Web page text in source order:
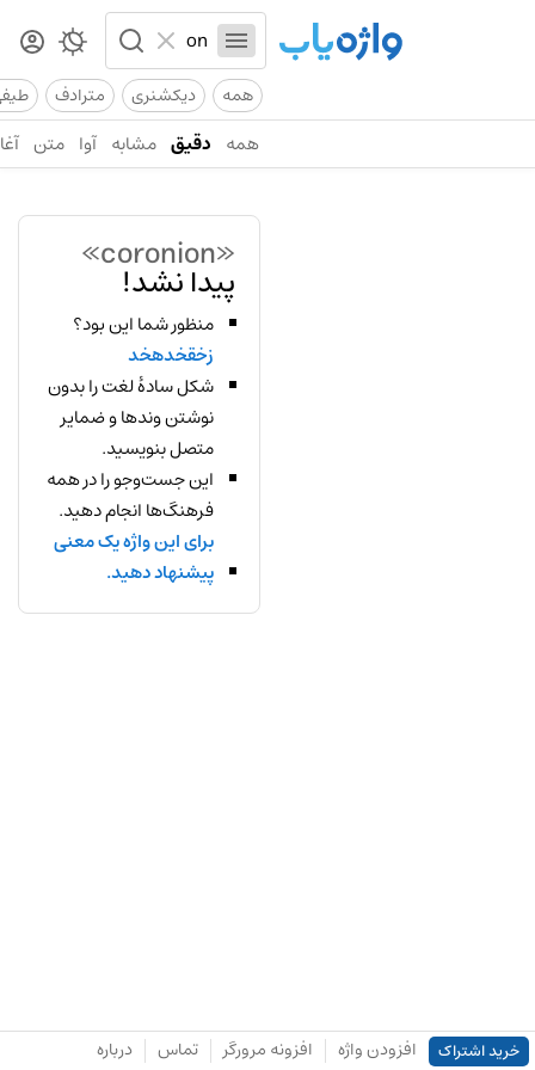
همه دیکشنری مترادف
همه دقیق مشابه آوا متن
«coronion»
پیدا نشد!
منظور شما این بود؟
زخقخدهخد
شکل سادهٔ لغت را بدون
نوشتن وندها و ضمایر
متصل بنویسید.
این جست‌وجو را در همه
فرهنگ‌ها انجام دهید.
برای این واژه یک معنی
پیشنهاد دهید.
خرید اشتراک افزودن واژه افزونه مرورگر تماس درباره